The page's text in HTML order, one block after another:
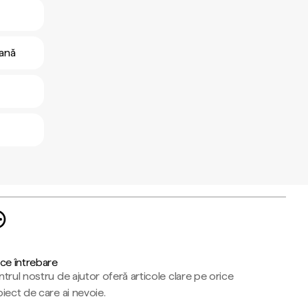
întrebare
nostru de ajutor oferă articole clare pe orice
de care ai nevoie.